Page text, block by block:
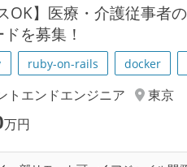
OK】医療・介護従事者
を募集！
ruby-on-rails docker
トエンドエンジニア
東京
万円